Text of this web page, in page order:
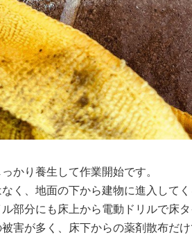
かり養生して作業開始です。
く、地面の下から建物に進入して
部分にも床上から電動ドリルで床
害が多く、床下からの薬剤散布だけ